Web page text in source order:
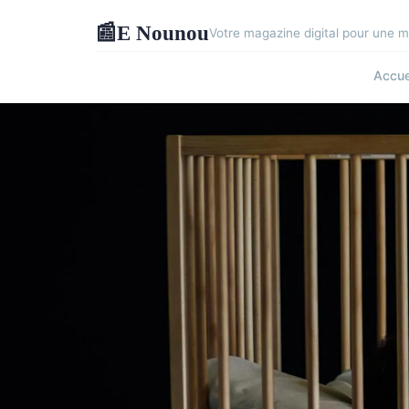
📰E NounouVotre magazine digital pour une